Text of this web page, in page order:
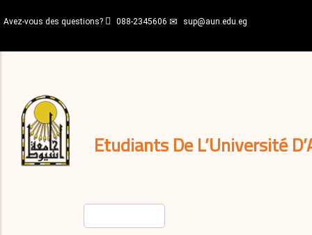
au
principal
Avez-vous des questions? 088-2345606 sup@aun.edu.eg
Etudiants De L’Université
décisions
Expatriés
Journal